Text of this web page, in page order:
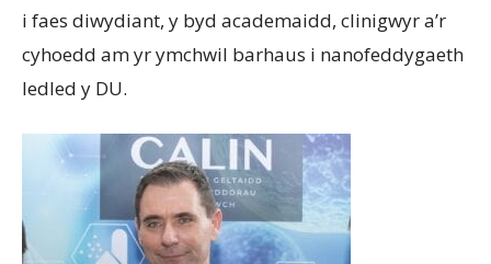
i faes diwydiant, y byd academaidd, clinigwyr a’r
cyhoedd am yr ymchwil barhaus i nanofeddygaeth
ledled y DU.